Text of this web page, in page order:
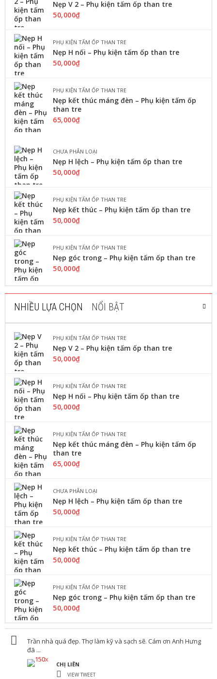
Tấm ốp tường pvc nano hay ...
Tấm ốp nhựa Nano Bình Minh BM
816
160,000₫ – 190,000₫
Tấm ốp tường pvc nano hay ...
Tấm ốp nhựa Nano Hoàng Hải HH905
160,000₫
Tấm ốp tường pvc nano hay ...
LỰA CHỌN CÁC TÙY CHỌN
Tấm ốp nhựa Nano Bình Minh BM
808
160,000
₫
Tấm ốp tường pvc nano hay ...
LỰA CHỌN CÁC TÙY CHỌN
TRẦN NHỰA NANO
Tấm ốp nhựa Nano Hoàng Hải HH914
LỰA CHỌN CÁC TÙY CHỌN
TẤM NHỰA GIẢ GỖ,
Tấm ốp nhựa Nano Bình Minh BM
809
Tấm ốp tường pvc nano hay ...
LỰA CHỌN CÁC TÙY CHỌN
TẤM NHỰA GIẢ GỖ ,TRẦN NHỰA NANO
Tấm ôp An Phúc W063
307,000₫
Kích thước : 10 * 300cm ...
THÊM VÀO GIỎ
Nẹp V 2 – Phụ kiện tấm ốp than tre
50,000₫
PHỤ KIỆN TẤM ỐP THAN TRE
Nẹp H nối – Phụ kiện tấm ốp than tre
50,000₫
PHỤ KIỆN TẤM ỐP THAN TRE
Nẹp kết thúc máng đèn – Phụ kiện tấm ốp
than tre
65,000₫
CHƯA PHÂN LOẠI
Nẹp H lệch – Phụ kiện tấm ốp than tre
50,000₫
PHỤ KIỆN TẤM ỐP THAN TRE
Nẹp kết thúc – Phụ kiện tấm ốp than tre
50,000₫
PHỤ KIỆN TẤM ỐP THAN TRE
Nẹp góc trong – Phụ kiện tấm ốp than tre
50,000₫
NHIỀU LỰA CHỌN NỔI BẬT
PHỤ KIỆN TẤM ỐP THAN TRE
Nẹp V 2 – Phụ kiện tấm ốp than tre
50,000₫
PHỤ KIỆN TẤM ỐP THAN TRE
Nẹp H nối – Phụ kiện tấm ốp than tre
50,000₫
PHỤ KIỆN TẤM ỐP THAN TRE
Nẹp kết thúc máng đèn – Phụ kiện tấm ốp
than tre
65,000₫
CHƯA PHÂN LOẠI
Nẹp H lệch – Phụ kiện tấm ốp than tre
50,000₫
PHỤ KIỆN TẤM ỐP THAN TRE
Nẹp kết thúc – Phụ kiện tấm ốp than tre
50,000₫
PHỤ KIỆN TẤM ỐP THAN TRE
Nẹp góc trong – Phụ kiện tấm ốp than tre
50,000₫
Trần nhà quá đẹp. Thợ làm kỹ và sạch sẽ. Cám ơn Anh Hưng
đã ...
CHỊ LIÊN
VIEW TWEET